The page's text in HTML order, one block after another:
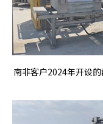
南非客户2024年开设